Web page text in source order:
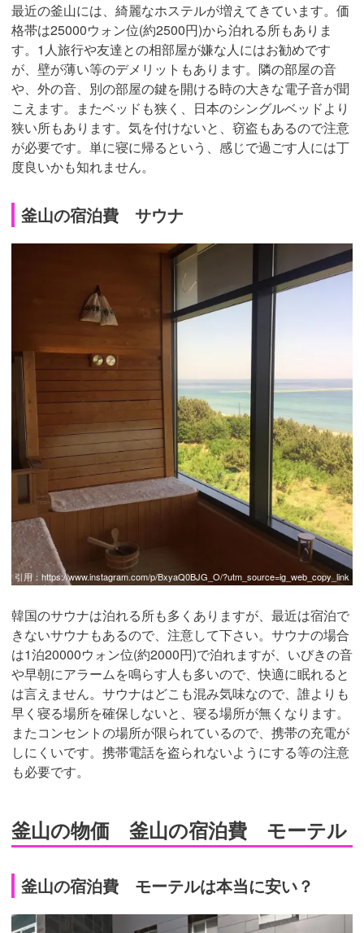
最近の釜山には、綺麗なホステルが増えてきています。価
格帯は25000ウォン位(約2500円)から泊れる所もありま
す。1人旅行や友達との相部屋が嫌な人にはお勧めです
が、壁が薄い等のデメリットもあります。隣の部屋の音
や、外の音、別の部屋の鍵を開ける時の大きな電子音が聞
こえます。またベッドも狭く、日本のシングルベッドより
狭い所もあります。気を付けないと、窃盗もあるので注意
が必要です。単に寝に帰るという、感じで過ごす人には丁
度良いかも知れません。
釜山の宿泊費 サウナ
引用：https://www.instagram.com/p/BxyaQ0BJG_O/?utm_source=ig_web_copy_link
韓国のサウナは泊れる所も多くありますが、最近は宿泊で
きないサウナもあるので、注意して下さい。サウナの場合
は1泊20000ウォン位(約2000円)で泊れますが、いびきの音
や早朝にアラームを鳴らす人も多いので、快適に眠れると
は言えません。サウナはどこも混み気味なので、誰よりも
早く寝る場所を確保しないと、寝る場所が無くなります。
またコンセントの場所が限られているので、携帯の充電が
しにくいです。携帯電話を盗られないようにする等の注意
も必要です。
釜山の物価 釜山の宿泊費 モーテル
釜山の宿泊費 モーテルは本当に安い？